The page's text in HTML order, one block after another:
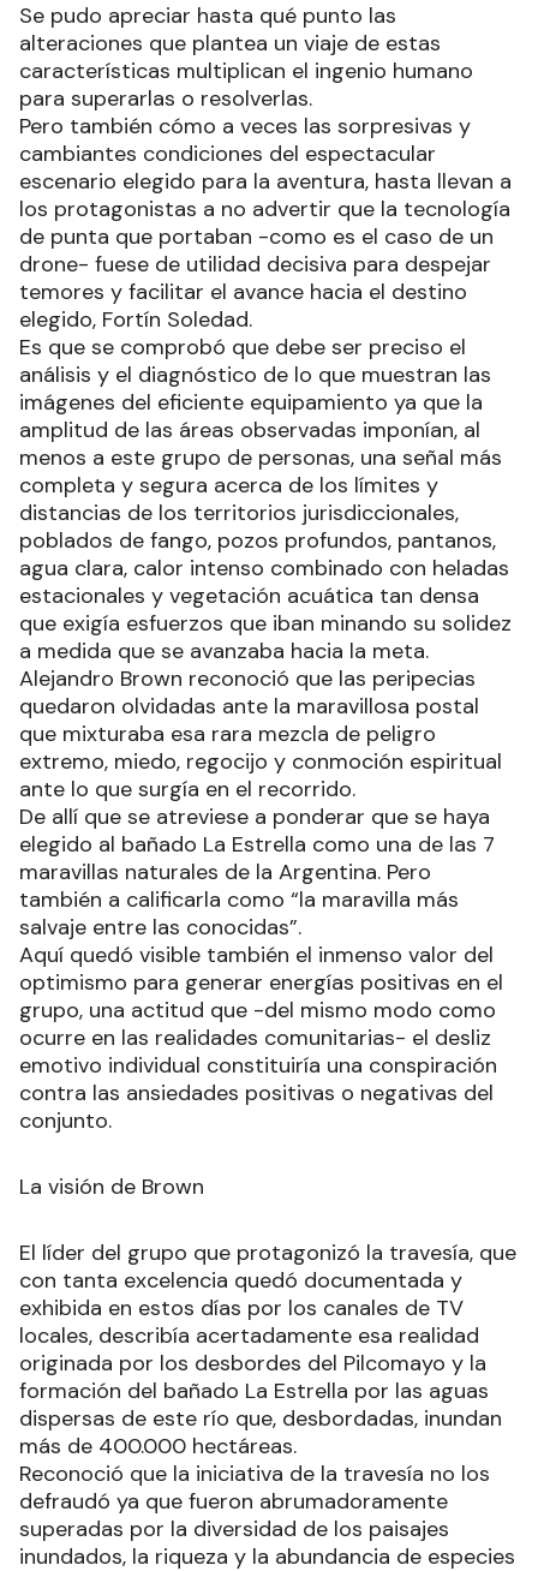
Se pudo apreciar hasta qué punto las
alteraciones que plantea un viaje de estas
características multiplican el ingenio humano
para superarlas o resolverlas.
Pero también cómo a veces las sorpresivas y
cambiantes condiciones del espectacular
escenario elegido para la aventura, hasta llevan a
los protagonistas a no advertir que la tecnología
de punta que portaban -como es el caso de un
drone- fuese de utilidad decisiva para despejar
temores y facilitar el avance hacia el destino
elegido, Fortín Soledad.
Es que se comprobó que debe ser preciso el
análisis y el diagnóstico de lo que muestran las
imágenes del eficiente equipamiento ya que la
amplitud de las áreas observadas imponían, al
menos a este grupo de personas, una señal más
completa y segura acerca de los límites y
distancias de los territorios jurisdiccionales,
poblados de fango, pozos profundos, pantanos,
agua clara, calor intenso combinado con heladas
estacionales y vegetación acuática tan densa
que exigía esfuerzos que iban minando su solidez
a medida que se avanzaba hacia la meta.
Alejandro Brown reconoció que las peripecias
quedaron olvidadas ante la maravillosa postal
que mixturaba esa rara mezcla de peligro
extremo, miedo, regocijo y conmoción espiritual
ante lo que surgía en el recorrido.
De allí que se atreviese a ponderar que se haya
elegido al bañado La Estrella como una de las 7
maravillas naturales de la Argentina. Pero
también a calificarla como “la maravilla más
salvaje entre las conocidas”.
Aquí quedó visible también el inmenso valor del
optimismo para generar energías positivas en el
grupo, una actitud que -del mismo modo como
ocurre en las realidades comunitarias- el desliz
emotivo individual constituiría una conspiración
contra las ansiedades positivas o negativas del
conjunto.
La visión de Brown
El líder del grupo que protagonizó la travesía, que
con tanta excelencia quedó documentada y
exhibida en estos días por los canales de TV
locales, describía acertadamente esa realidad
originada por los desbordes del Pilcomayo y la
formación del bañado La Estrella por las aguas
dispersas de este río que, desbordadas, inundan
más de 400.000 hectáreas.
Reconoció que la iniciativa de la travesía no los
defraudó ya que fueron abrumadoramente
superadas por la diversidad de los paisajes
inundados, la riqueza y la abundancia de especies